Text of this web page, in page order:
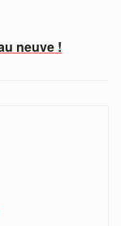
neuve !